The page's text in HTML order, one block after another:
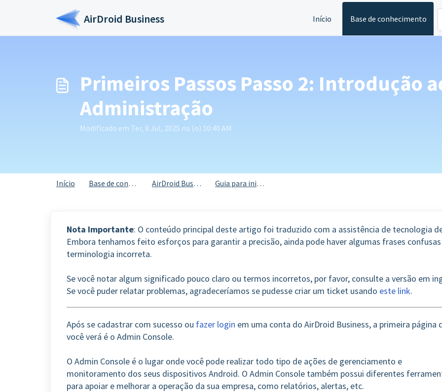
AirDroid Business Início Base de conhecimento
Primeiros Passos Passo 2: Introdução
Administração
Modificado em Ter, 8 Jul, 2025 na (o) 10:40 AM
Início Base de conhecimento AirDroid Business Guia para iniciantes
Nota Importante: O conteúdo principal deste artigo foi traduzido com a assistência de tecnologia
Embora tenhamos feito esforços para garantir a precisão, ainda pode haver algumas frases
terminologia incorreta.
Se você notar algum significado pouco claro ou termos incorretos, por favor, consulte a versão em
Se você puder relatar problemas, agradeceríamos se pudesse criar um ticket usando este link.
Após se cadastrar com sucesso ou fazer login em uma conta do AirDroid Business, a primeira página
você verá é o Admin Console.
O Admin Console é o lugar onde você pode realizar todo tipo de ações de gerenciamento e
monitoramento dos seus dispositivos Android. O Admin Console também possui diferentes
para apoiar e melhorar a operação da sua empresa, como relatórios, alertas, etc.